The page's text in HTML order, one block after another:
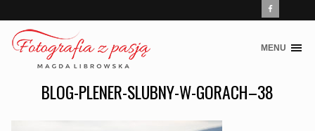
Skip
content
MENU
BLOG-PLENER-SLUBNY-W-GORACH–38